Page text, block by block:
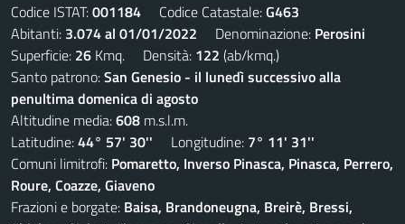
Codice ISTAT:001184 Codice Catastale:G463
Abitanti: 3.074 al 01/01/2022 Denominazione: Perosini
Superficie: 26 Kmq. Densità: 122 (ab/kmq.)
Santo patrono:San Genesio - il lunedì successivo alla
penultima domenica di agosto
Altitudine media:608 m.s.l.m.
Latitudine:44° 57' 30'' Longitudine: 7° 11' 31''
Comuni limitrofi: Pomaretto, Inverso Pinasca, Pinasca, Perrero,
Roure, Coazze, Giaveno
Frazioni e borgate: Baisa, Brandoneugna, Breirè, Bressi,